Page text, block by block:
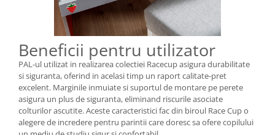
Beneficii pentru utilizator
PAL-ul utilizat in realizarea colectiei Racecup asigura durabilitate
si siguranta, oferind in acelasi timp un raport calitate-pret
excelent. Marginile inmuiate si suportul de montare pe perete
asigura un plus de siguranta, eliminand riscurile asociate
colturilor ascutite. Aceste caracteristici fac din biroul Race Cup o
alegere de incredere pentru parintii care doresc sa ofere copilului